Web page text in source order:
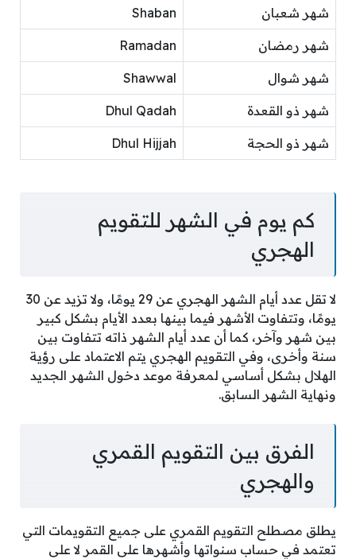
شهر شعبان Shaban
شهر رمضان Ramadan
شهر شوال Shawwal
شهر ذو القعدة Dhul Qadah
شهر ذو الحجة Dhul Hijjah
كم يوم في الشهر للتقويم
الهجري
لا تقل عدد أيام الشهر الهجري عن 29 يومًا، ولا تزيد عن 30
يومًا، وتتفاوت الأشهر فيما بينها بعدد الأيام بشكل كبير
بين شهر وآخر، كما أن عدد أيام الشهر ذاته تتفاوت بين
سنة وأخرى، وفي التقويم الهجري يتم الاعتماد على رؤية
الهلال بشكل أساسي لمعرفة موعد دخول الشهر الجديد
ونهاية الشهر السابق.
الفرق بين التقويم القمري
والهجري
يطلق مصطلح التقويم القمري على جميع التقويمات التي
تعتمد في حساب سنواتها وأشهرها على القمر لا على